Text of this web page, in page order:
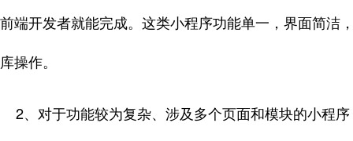
前端开发者就能完成。这类小程序功能单一，界面简洁
库操作。
2、对于功能较为复杂、涉及多个页面和模块的小程